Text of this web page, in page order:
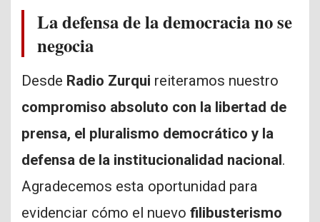
La defensa de la democracia no se
negocia
Desde Radio Zurqui reiteramos nuestro
compromiso absoluto con la libertad de
prensa, el pluralismo democrático y la
defensa de la institucionalidad nacional.
Agradecemos esta oportunidad para
evidenciar cómo el nuevo filibusterismo